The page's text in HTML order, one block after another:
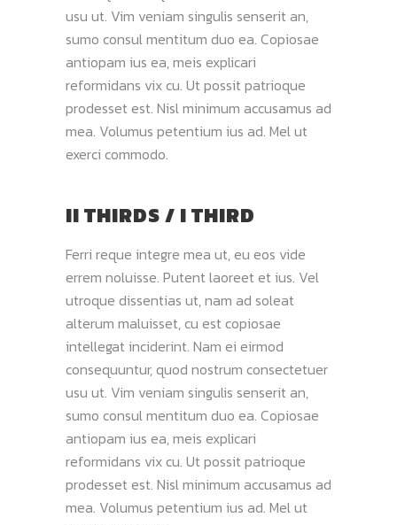
usu ut. Vim veniam singulis senserit an,
sumo consul mentitum duo ea. Copiosae
antiopam ius ea, meis explicari
reformidans vix cu. Ut possit patrioque
prodesset est. Nisl minimum accusamus ad
mea. Volumus petentium ius ad. Mel ut
exerci commodo.
II THIRDS / I THIRD
Ferri reque integre mea ut, eu eos vide
errem noluisse. Putent laoreet et ius. Vel
utroque dissentias ut, nam ad soleat
alterum maluisset, cu est copiosae
intellegat inciderint. Nam ei eirmod
consequuntur, quod nostrum consectetuer
usu ut. Vim veniam singulis senserit an,
sumo consul mentitum duo ea. Copiosae
antiopam ius ea, meis explicari
reformidans vix cu. Ut possit patrioque
prodesset est. Nisl minimum accusamus ad
mea. Volumus petentium ius ad. Mel ut